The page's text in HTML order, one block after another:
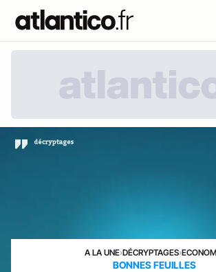
A LA UNE›DÉCRYPTAGES›
BONNES FEUILLES